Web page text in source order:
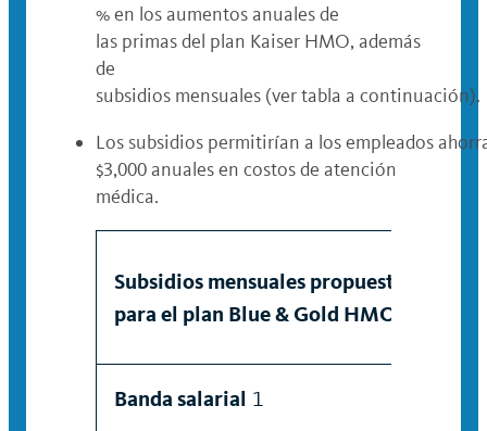
% en los aumentos anuales de
las primas del plan Kaiser HMO, además
de
subsidios mensuales (ver tabla a continuación).
Los subsidios permitirían a los empleados
$3,000 anuales en costos de atención
médica.
Subsidios mensuales propuestos
para el plan Blue & Gold HMO
Banda salarial 1